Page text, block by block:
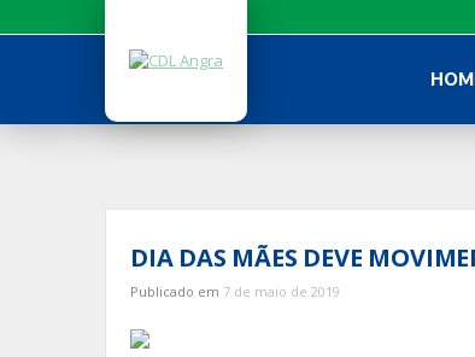
para
DIA DAS MÃES DEVE
Publicado em 7 de maio de 2019